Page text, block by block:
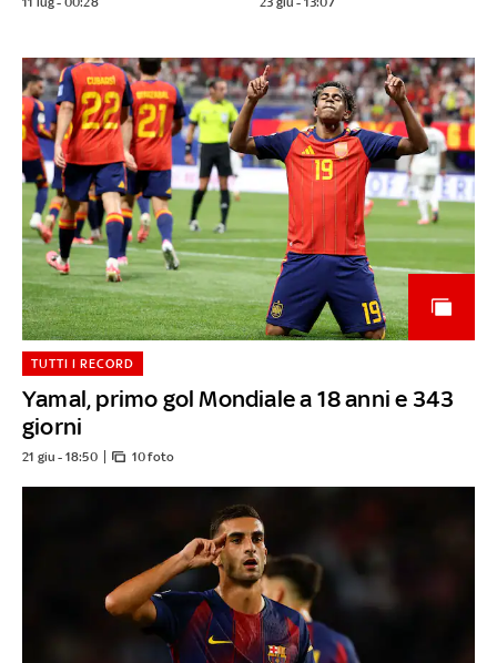
Yamal, primo gol Mondiale a 18 anni e 343
giorni
TUTTI I RECORD
21 giu - 18:50 10 foto